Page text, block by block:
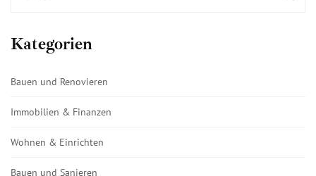
Kategorien
Bauen und Renovieren
Immobilien & Finanzen
Wohnen & Einrichten
Bauen und Sanieren